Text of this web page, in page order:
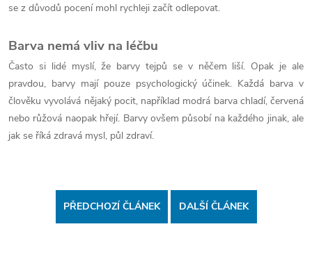
se z důvodů pocení mohl rychleji začít odlepovat.
Barva nemá vliv na léčbu
Často si lidé myslí, že barvy tejpů se v něčem liší. Opak je ale
pravdou, barvy mají pouze psychologický účinek. Každá barva v
člověku vyvolává nějaký pocit, například modrá barva chladí, červená
nebo růžová naopak hřejí. Barvy ovšem působí na každého jinak, ale
jak se říká zdravá mysl, půl zdraví.
PŘEDCHOZÍ ČLÁNEK DALŠÍ ČLÁNEK